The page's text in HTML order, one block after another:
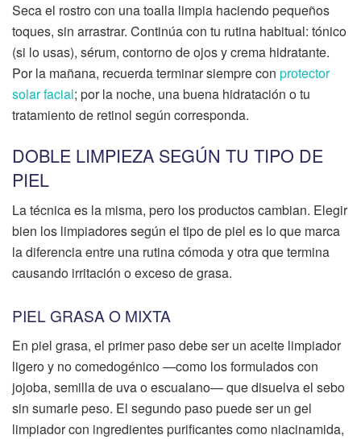
Seca el rostro con una toalla limpia haciendo pequeños
toques, sin arrastrar. Continúa con tu rutina habitual: tónico
(si lo usas), sérum, contorno de ojos y crema hidratante.
Por la mañana, recuerda terminar siempre con protector
solar facial; por la noche, una buena hidratación o tu
tratamiento de retinol según corresponda.
DOBLE LIMPIEZA SEGÚN TU TIPO DE
PIEL
La técnica es la misma, pero los productos cambian. Elegir
bien los limpiadores según el tipo de piel es lo que marca
la diferencia entre una rutina cómoda y otra que termina
causando irritación o exceso de grasa.
PIEL GRASA O MIXTA
En piel grasa, el primer paso debe ser un aceite limpiador
ligero y no comedogénico —como los formulados con
jojoba, semilla de uva o escualano— que disuelva el sebo
sin sumarle peso. El segundo paso puede ser un gel
limpiador con ingredientes purificantes como niacinamida,